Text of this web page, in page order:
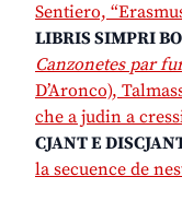
Sentiero,
LIBRIS SIMPRI
Canzonetes par
D’Aronco),
che a judin a
CJANT E
la secuence de